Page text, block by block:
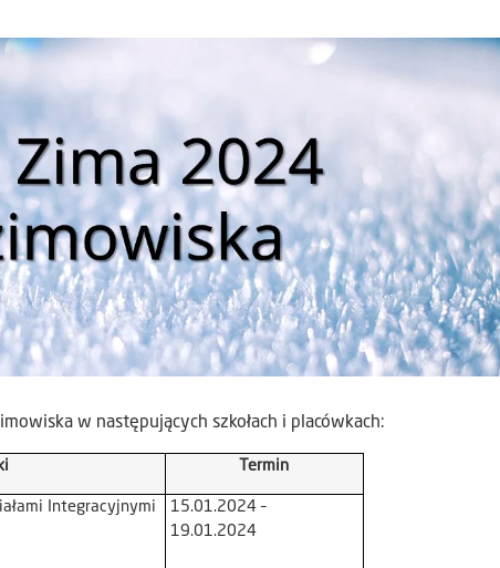
w następujących szkołach i placówkach:
Termin
Integracyjnymi
15.01.2024 –
19.01.2024